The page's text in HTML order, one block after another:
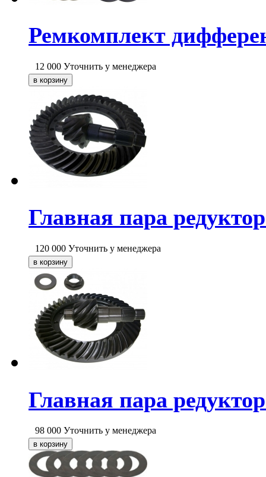
Ремкомплект
12 000 Уточнить у менеджера
Главная пара
120 000 Уточнить у менеджера
Главная пара
98 000 Уточнить у менеджера